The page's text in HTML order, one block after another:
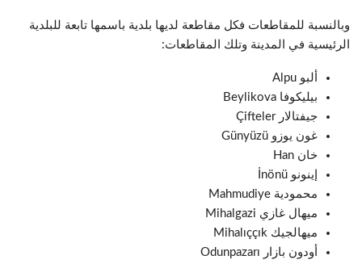
وبالنسبة للمقاطعات فكل مقاطعة لديها بلدية باسمها تابعة للبلدية
الرئيسية في المدينة وتلك المقاطعات:
ألبو Alpu
بيليكوفا Beylikova
جيفتالار Çifteler
غون يوزو Günyüzü
خان Han
إينونو İnönü
محمودية Mahmudiye
ميهال غازي Mihalgazi
ميهالجيك Mihalıççık
أودون بازار Odunpazarı